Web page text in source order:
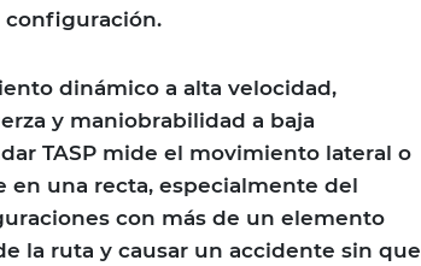
configuración.
dinámico a alta velocidad,
y maniobrabilidad a baja
TASP mide el movimiento lateral o
una recta, especialmente del
con más de un elemento
la ruta y causar un accidente sin que